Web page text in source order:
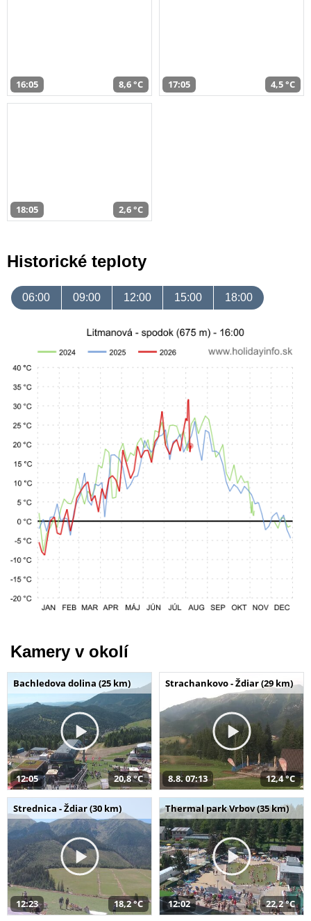
16:05 8,6 °C 17:05 4,5 °C
18:05 2,6 °C
Historické teploty
06:00 09:00 12:00 15:00 18:00
Kamery v okolí
Bachledova dolina (25 km)
12:05 20,8 °C
Strachankovo - Ždiar (29 km)
8.8. 07:13 12,4 °C
Strednica - Ždiar (30 km)
12:23 18,2 °C
Thermal park Vrbov (35 km)
12:02 22,2 °C